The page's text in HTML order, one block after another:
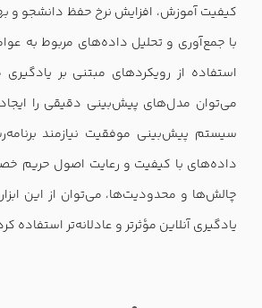
کیفیت آموزش، افزایش نرخ حفظ دانشجو و
با جمع‌آوری و تحلیل داده‌های مربوط به
استفاده از رویکردهای مبتنی بر
می‌توان مدل‌های پیش‌بینی دقیقی را
سیستم پیش‌بینی موفقیت نیازمند
داده‌های با کیفیت و رعایت اصول حریم
چالش‌ها و محدودیت‌ها، می‌توان از این
یادگیری آنلاین مؤثرتر و عادلانه‌تر استفاده